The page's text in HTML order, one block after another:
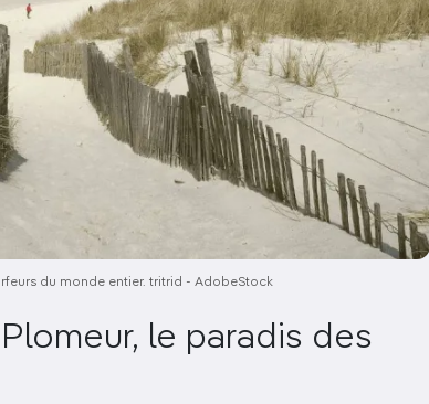
du monde entier. tritrid - AdobeStock
le paradis des